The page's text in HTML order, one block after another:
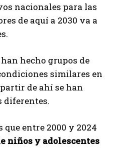
nacionales para las
de aquí a 2030 va a
hecho grupos de
similares en
de ahí se han
diferentes.
que entre 2000 y 2024
niños y adolescentes